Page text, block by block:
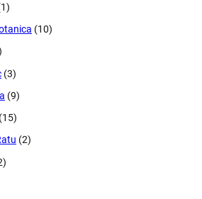
(10)
(3)
(9)
(15)
(2)